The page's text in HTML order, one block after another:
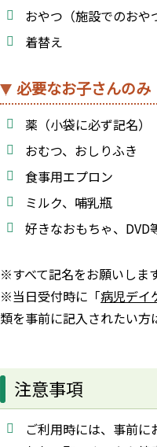
おやつ（施設でのお
着替え
必要なお子さんのみ
薬（小袋に必ず記名）
おむつ、おしりふき
食事用エプロン
ミルク、哺乳瓶
好きなおもちゃ、DVD
※すべて記名をお願いします
※当日受付時に「病児デイ
類を事前に記入されたい
注意事項
ご利用時には、事前